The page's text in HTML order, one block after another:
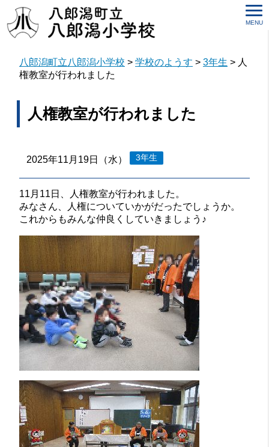
MENU
八郎潟町立八郎潟小学校 > 学校のようす > 3年生 > 人
権教室が行われました
人権教室が行われました
2025年11月19日（水） 3年生
11月11日、人権教室が行われました。
みなさん、人権についていかがだったでしょうか。
これからもみんな仲良くしていきましょう♪